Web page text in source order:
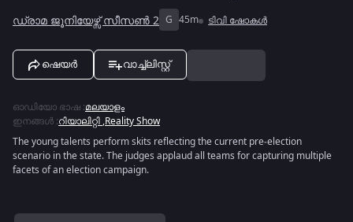
ഡ്രാമ ജൂനിയേഴ്സ് സീസൺ 2 G 45m ടിവി ഷോകൾ
ഷെയർ വാച്ച്ലിസ്റ്റ്
ഓഡിയോ ഭാഷ :മലയാളം
ഇനങ്ങൾ :റിയാലിറ്റി,Reality Show
The young talents perform skits reflecting the current pre‑election
scenario in the state. The judges applaud all teams for capturing multiple
facets of an election campaign.